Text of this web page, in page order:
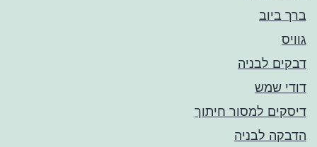
ברך ביוב
גוויס
דבקים לבניה
דודי שמש
דיסקים למסור חיתוך
הדבקה לבניה